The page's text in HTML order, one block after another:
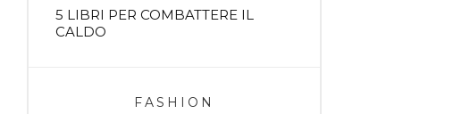
5 LIBRI PER COMBATTERE IL
CALDO
FASHION